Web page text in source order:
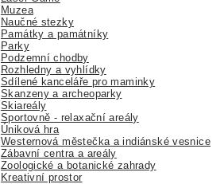
Muzea
Naučné stezky
Památky a památníky
Parky
Podzemní chodby
Rozhledny a vyhlídky
Sdílené kanceláře pro maminky
Skanzeny a archeoparky
Skiareály
Sportovně - relaxační areály
Úniková hra
Westernová městečka a indiánské vesnice
Zábavní centra a areály
Zoologické a botanické zahrady
Kreativní prostor